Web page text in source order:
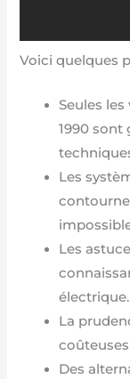
Voici quelques
Seules
1990 sont
Les
Les
électrique.
La
Des